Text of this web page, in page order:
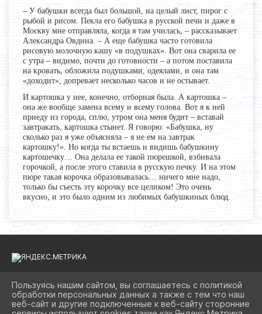
– У бабушки всегда был большой, на целый лист, пирог с
рыбой и рисом. Пекла его бабушка в русской печи и даже в
Москву мне отправляла, когда я там училась, – рассказывает
Александра Овдина. – А еще бабушка часто готовила
рисовую молочную кашу «в подушках». Вот она сварила ее
с утра – видимо, почти до готовности – а потом поставила
на кровать, обложила подушками, одеялами, и она там
«доходит», допревает несколько часов и не остывает.
И картошка у нее, конечно, отборная была. А картошка –
она же вообще замена всему и всему голова. Вот я к ней
приеду из города, сплю, утром она меня будит – вставай
завтракать, картошка стынет. Я говорю: «Бабушка, ну
сколько раз я уже объясняла – я не ем на завтрак
картошку!». Но когда ты встаешь и видишь бабушкину
картошечку… Она делала ее такой пюрешкой, взбивала
горочкой, а после этого ставила в русскую печку. И на этом
пюре такая корочка образовывалась… ничего мне надо,
только бы съесть эту корочку все целиком! Это очень
вкусно, и это было одним из любимых бабушкиных блюд.
2026 Г. BIBLIOAST.RU
ВХОД
Пользуясь нашим сайтом, вы соглашаетесь с политикой
обработки персональных данных а также с тем что наш
веб-сайт и другие подключенные к веб-сайту сторонние